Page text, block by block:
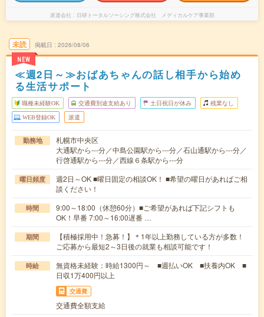
派遣会社 日研トータルソーシング株式会社 メディカルケア事業部
未読
NEW
掲載日 2026/08/06
≪週2日～≫おばあちゃんの話し相手から始め
る生活サポート
職種未経験OK 交通費別途支給あり 土日祝日が休み 残業なし
WEB登録OK 派遣
勤務地
札幌市中央区
大通駅から---分／中島公園駅から---分／石山通駅から---分／
行啓通駅から---分／西線６条駅から---分
曜日頻度
週2日～OK ■曜日固定の相談OK！ ■希望の曜日があればご相
談ください！
時間
9:00～18:00（休憩60分）■ご希望があれば下記シフトも
OK！早番 7:00～16:00遅番 …
期間
【積極採用中！急募！】＊1年以上勤務している方が多数！
ご応募から最短2～3日後の就業も相談可能です！
時給
無資格未経験：時給1300円～ ■週払いOK ■扶養内OK ■
日収1万400円以上
交通費
交通費全額支給